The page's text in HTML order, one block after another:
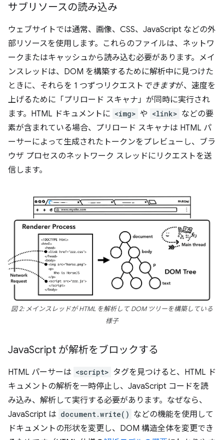
サブリソースの読み込み
ウェブサイトでは通常、画像、CSS、JavaScript などの外
部リソースを使用します。これらのファイルは、ネットワ
ークまたはキャッシュから読み込む必要があります。メイ
ンスレッドは、DOM を構築するために解析中に見つけた
ときに、それらを 1 つずつリクエスト できますが、速度を
上げるために「プリロード スキャナ」が同時に実行され
ます。HTML ドキュメントに <img> や <link> などの要
素が含まれている場合、プリロード スキャナは HTML パ
ーサーによって生成されたトークンをプレビューし、ブラ
ウザ プロセスのネットワーク スレッドにリクエストを送
信します。
図 2: メインスレッドが HTML を解析して DOM ツリーを構築している
様子
JavaScript が解析をブロックする
HTML パーサーは <script> タグを見つけると、HTML ド
キュメントの解析を一時停止し、JavaScript コードを読
み込み、解析して実行する必要があります。なぜなら、
JavaScript は document.write() などの機能を使用して
ドキュメントの形状を変更し、DOM 構造全体を変更でき